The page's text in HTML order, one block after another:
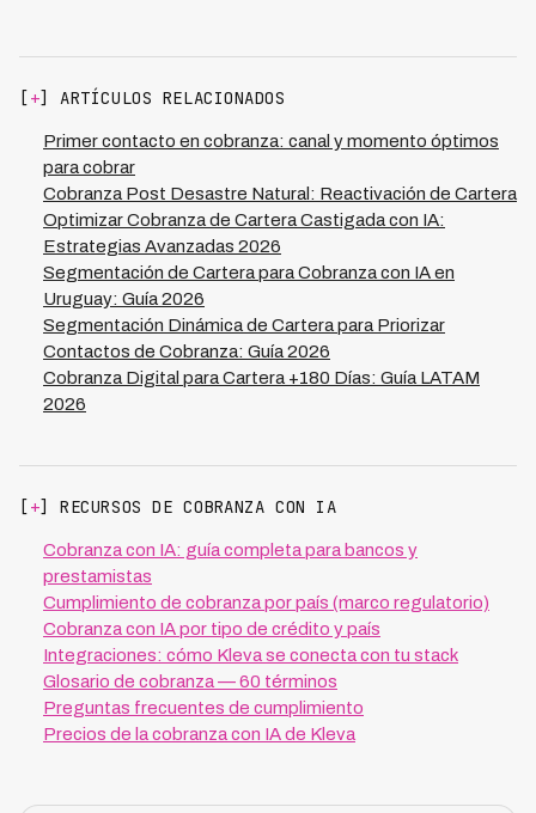
pero reducen iteración. Kleva permite configurar
sizes y frecuencias por segmento de cartera.
de resolución, capacidad de gestión disponible y
recomiendan batch size óptimo para próximo ciclo. El
sistema detecta patrones estacionales (quincenas,
vacaciones) y ajusta automáticamente: aumenta lotes
durante días de pago cuando conversión es mayor,
reduce en períodos de baja respuesta. Los dashboards
visualizan evolución de métricas y simulan impacto de
cambios. Esto reduce costo por dólar recuperado 30-
40% vs configuraciones estáticas.
[+] ARTÍCULOS RELACIONADOS
Primer contacto en cobranza: canal y momento óptimos
para cobrar
Cobranza Post Desastre Natural: Reactivación de Cartera
Optimizar Cobranza de Cartera Castigada con IA:
Estrategias Avanzadas 2026
Segmentación de Cartera para Cobranza con IA en
Uruguay: Guía 2026
Segmentación Dinámica de Cartera para Priorizar
Contactos de Cobranza: Guía 2026
Cobranza Digital para Cartera +180 Días: Guía LATAM
2026
[+] RECURSOS DE COBRANZA CON IA
Cobranza con IA: guía completa para bancos y
prestamistas
Cumplimiento de cobranza por país (marco regulatorio)
Cobranza con IA por tipo de crédito y país
Integraciones: cómo Kleva se conecta con tu stack
Glosario de cobranza — 60 términos
Preguntas frecuentes de cumplimiento
Precios de la cobranza con IA de Kleva